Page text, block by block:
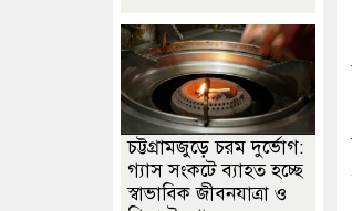
চট্টগ্রামজুড়ে চরম দুর্ভোগ:
গ্যাস সংকটে ব্যাহত হচ্ছে
স্বাভাবিক জীবনযাত্রা ও